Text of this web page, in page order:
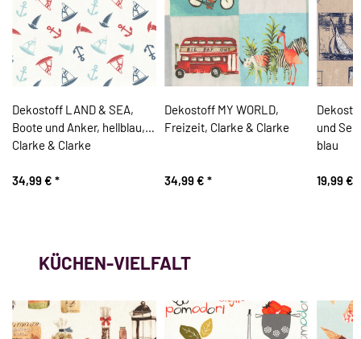
Dekostoff LAND & SEA,
Boote und Anker, hellblau,
Clarke & Clarke
34,99 € *
Dekostoff MY WORLD,
Freizeit, Clarke & Clarke
34,99 € *
und
blau
19,99 €
KÜCHEN-VIELFALT